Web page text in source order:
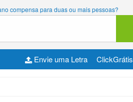
compensa para duas ou mais pessoas?
ClickGrátis
Envie uma Letra